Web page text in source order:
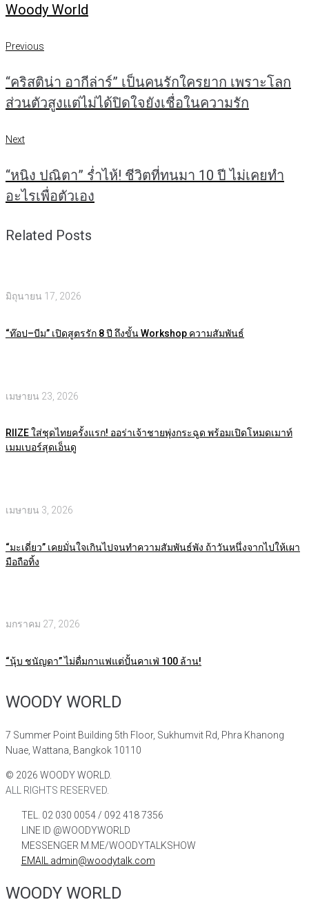
Woody World
แนะแนว
เรื่อง
Previous
Previous
“คริสติน่า อากีล่าร์” เป็นคนรักใครยาก เพราะโลก
ส่วนตัวสูงแต่ไม่ได้ปิดใจยังเชื่อในความรัก
Next
Next
“หนิง ปณิตา” ร่ำไห้! ชีวิตที่ทนมา 10 ปี ไม่เคยทำ
อะไรเพื่อตัวเอง
Related Posts
มิถุนายน 17, 2026
“ท๊อป–บีม” เปิดสูตรรัก 8 ปี ถึงขั้น Workshop ความสัมพันธ์
เมษายน 23, 2026
RIIZE ใส่ชุดไทยครั้งแรก! ออร่าเจ้าชายพุ่งกระฉูด พร้อมเปิดโหมดเมาท์
เมมเบอร์สุดเอ็นดู
เมษายน 3, 2026
“มะเดี่ยว” เคยมั่นใจเกินไปจนทำความสัมพันธ์พัง ถ้าวันหนึ่งจากไปให้เผา
มือถือทิ้ง
มกราคม 27, 2026
“นุ้บ ชนัญดา” ไม่ดื่มกาแฟแต่ปั้นคาเฟ่ 100 ล้าน!
WOODY WORLD
7 Summer Point Building 5th Floor, Sukhumvit Rd, Phra Khanong
Nuae, Wattana, Bangkok 10110
© 2026 WOODY WORLD.
ALL RIGHTS RESERVED.
TEL. 02 030 0054 / 092 418 7356
LINE ID @WOODYWORLD
MESSENGER M.ME/WOODYTALKSHOW
EMAIL admin@woodytalk.com
WOODY WORLD